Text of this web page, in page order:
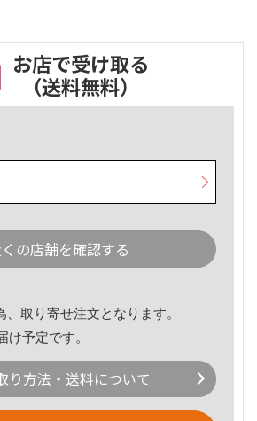
お店で受け取る
（送料無料）
の店舗を確認する
、取り寄せ注文となります。
け予定です。
り方法・送料について